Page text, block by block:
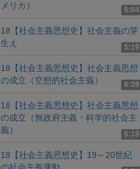
6:04
メリカ）
5:19
18【社会主義思想史】社会主義の芽
生え
6:39
18【社会主義思想史】社会主義思想
の成立（空想的社会主義）
6:19
18【社会主義思想史】社会主義思想
の成立（無政府主義・科学的社会主
義）
18【社会主義思想史】19～20世紀